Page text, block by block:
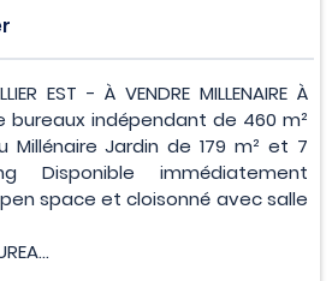
EST - À VENDRE MILLENAIRE À
indépendant de 460 m²
Jardin de 179 m² et 7
Disponible immédiatement
space et cloisonné avec salle